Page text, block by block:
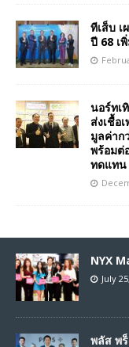
ทีเส็บ
ปี 68 เ
นอร์ทเ
ส่งเชื้อ
มูลค่าก
พร้อมต่
ทดแทน
NYX
July
พลัส พ